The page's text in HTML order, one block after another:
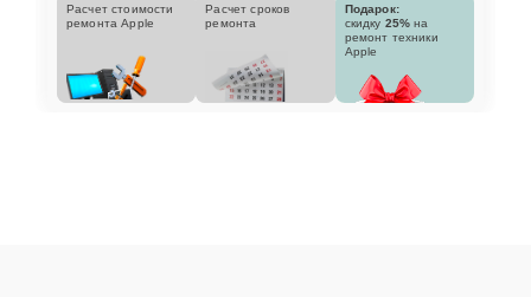
Расчет стоимости
ремонта Apple
Расчет сроков
ремонта
Подарок:
скидку 25% на
ремонт техники
Apple